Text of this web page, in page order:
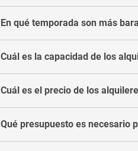
En qué temporada son más
Cuál es la capacidad de los
Cuál es el precio de los
Qué presupuesto es necesario